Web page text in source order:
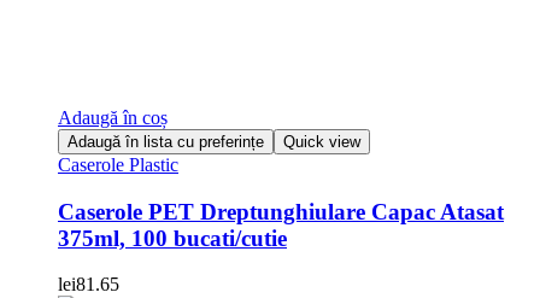
Adaugă în coș
Adaugă în lista cu preferințe Quick view
Caserole Plastic
Caserole PET Dreptunghiulare Capac Atasat
375ml, 100 bucati/cutie
lei81.65